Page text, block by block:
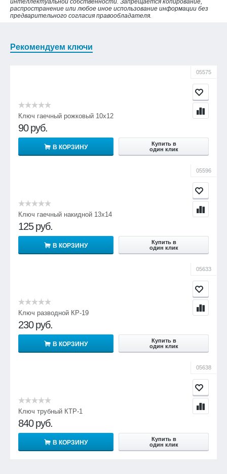
интеллектуальной собственности. Запрещается копирование,
распространение или любое иное использование информации без
предварительного согласия правообладателя.
Рекомендуем ключи
05575
Ключ гаечный рожковый 10х12
90 руб.
В КОРЗИНУ
Купить в
один клик
05596
Ключ гаечный накидной 13х14
125 руб.
В КОРЗИНУ
Купить в
один клик
05633
Ключ разводной КР-19
230 руб.
В КОРЗИНУ
Купить в
один клик
05638
Ключ трубный КТР-1
840 руб.
В КОРЗИНУ
Купить в
один клик